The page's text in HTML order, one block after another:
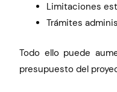
Limitaciones
Trámites
Todo ello puede
presupuesto del